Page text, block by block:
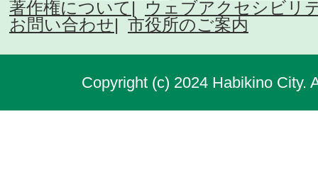
著作権について
ウェブアクセシビリ
お問い合わせ
市役所のご案内
Copyright (c) 2024 Habikino City.